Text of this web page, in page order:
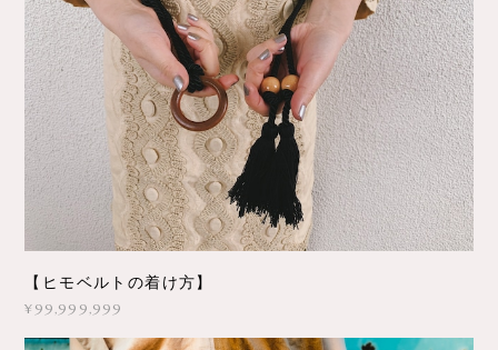
【ヒモベルトの着け方】
¥99,999,999